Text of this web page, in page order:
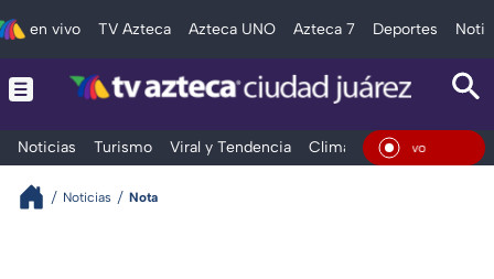
en vivo TV Azteca Azteca UNO Azteca 7 Deportes
Noticias Turismo Viral y Tendencia Clima Deportes En
Noticias Nota